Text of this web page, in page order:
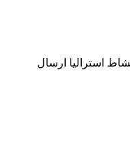
استرالیا ارسال